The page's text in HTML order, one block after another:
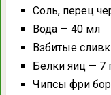
Соль, перец
Вода — 40 мл
Взбитые
Белки яиц — 7
Чипсы фри